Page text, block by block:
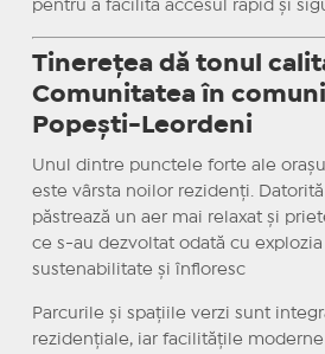
pentru a facilita accesul rapid și
Tinerețea dă tonul
Comunitatea în
Popești-Leordeni
Unul dintre punctele forte ale
este vârsta noilor rezidenți.
păstrează un aer mai relaxat și
ce s-au dezvoltat odată cu
sustenabilitate și înfloresc
Parcurile și spațiile verzi sunt
rezidențiale, iar facilitățile